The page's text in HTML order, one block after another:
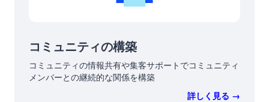
コミュニティの構築
コミュニティの情報共有や集客サポートでコミュニティ
メンバーとの継続的な関係を構築
詳しく見る →